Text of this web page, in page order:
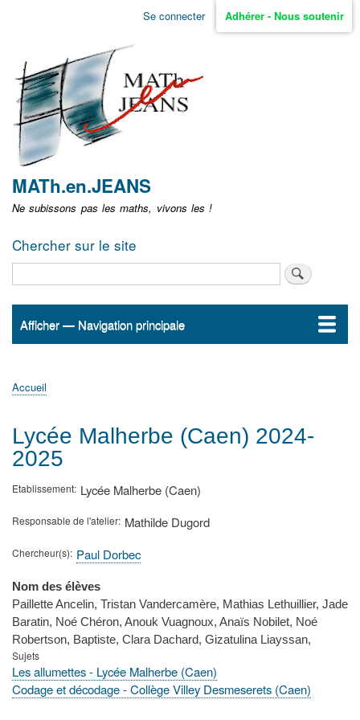
Aller
non
identifié
Se connecter Adhérer - Nous soutenir
MATh.en.JEANS
Ne subissons pas les maths, vivons les !
Chercher sur le site
Navigation
Afficher — Navigation principale
Accueil
ActualitésMATh.en.JEANS ?
Régions et Ateliers
Créer, gérer un atelier
Sujets/Publications
Congrès
d'Ariane
Accueil
Lycée Malherbe (Caen) 2024-
2025
Etablissement Lycée Malherbe (Caen)
Responsable de l'atelier Mathilde Dugord
Chercheur(s) Paul Dorbec
Nom des élèves
Paillette Ancelin, Tristan Vandercamère, Mathias Lethuillier, Jade
Baratin, Noé Chéron, Anouk Vuagnoux, Anaïs Nobilet, Noé
Robertson, Baptiste, Clara Dachard, Gizatulina Liayssan,
Sujets
Les allumettes - Lycée Malherbe (Caen)
Codage et décodage - Collège Villey Desmeserets (Caen)